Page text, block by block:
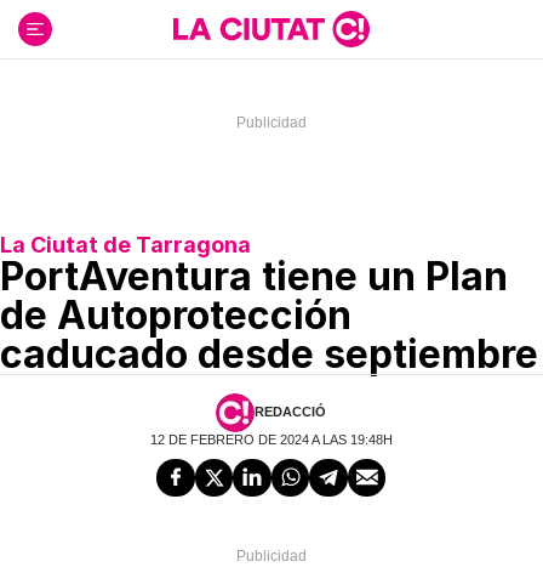
contenido
La Ciutat de Tarragona
PortAventura tiene un Plan
de Autoprotección
caducado desde septiembre
REDACCIÓ
12 DE FEBRERO DE 2024 A LAS 19:48H